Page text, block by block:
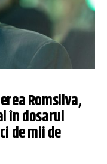
Romsilva,
în dosarul
de mii de